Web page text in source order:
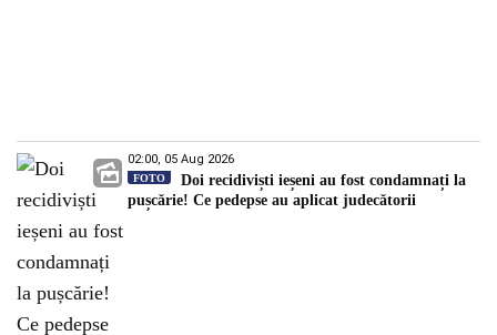
02:00, 05 Aug 2026
FOTO
Doi recidiviști ieșeni au fost condamnați la
pușcărie! Ce pedepse au aplicat judecătorii